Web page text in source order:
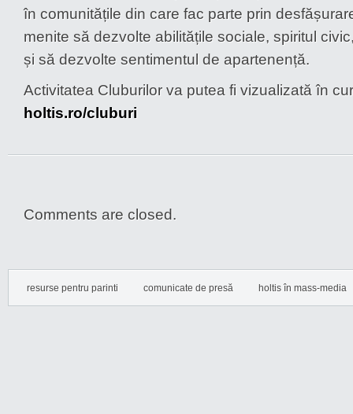
în comunitățile din care fac parte prin
menite să dezvolte abilitățile sociale, spiritul
și să dezvolte sentimentul de apartenență.
Activitatea Cluburilor va putea fi vizualizată în
holtis.ro/cluburi
Comments are closed.
resurse pentru parinti comunicate de presă holtis în mass-media